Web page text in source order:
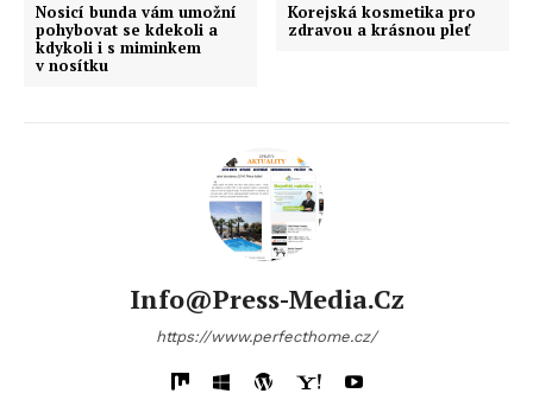
Nosicí bunda vám umožní
pohybovat se kdekoli a
kdykoli i s miminkem
v nosítku
Korejská kosmetika pro
zdravou a krásnou pleť
Info@press-Media.cz
https://www.perfecthome.cz/